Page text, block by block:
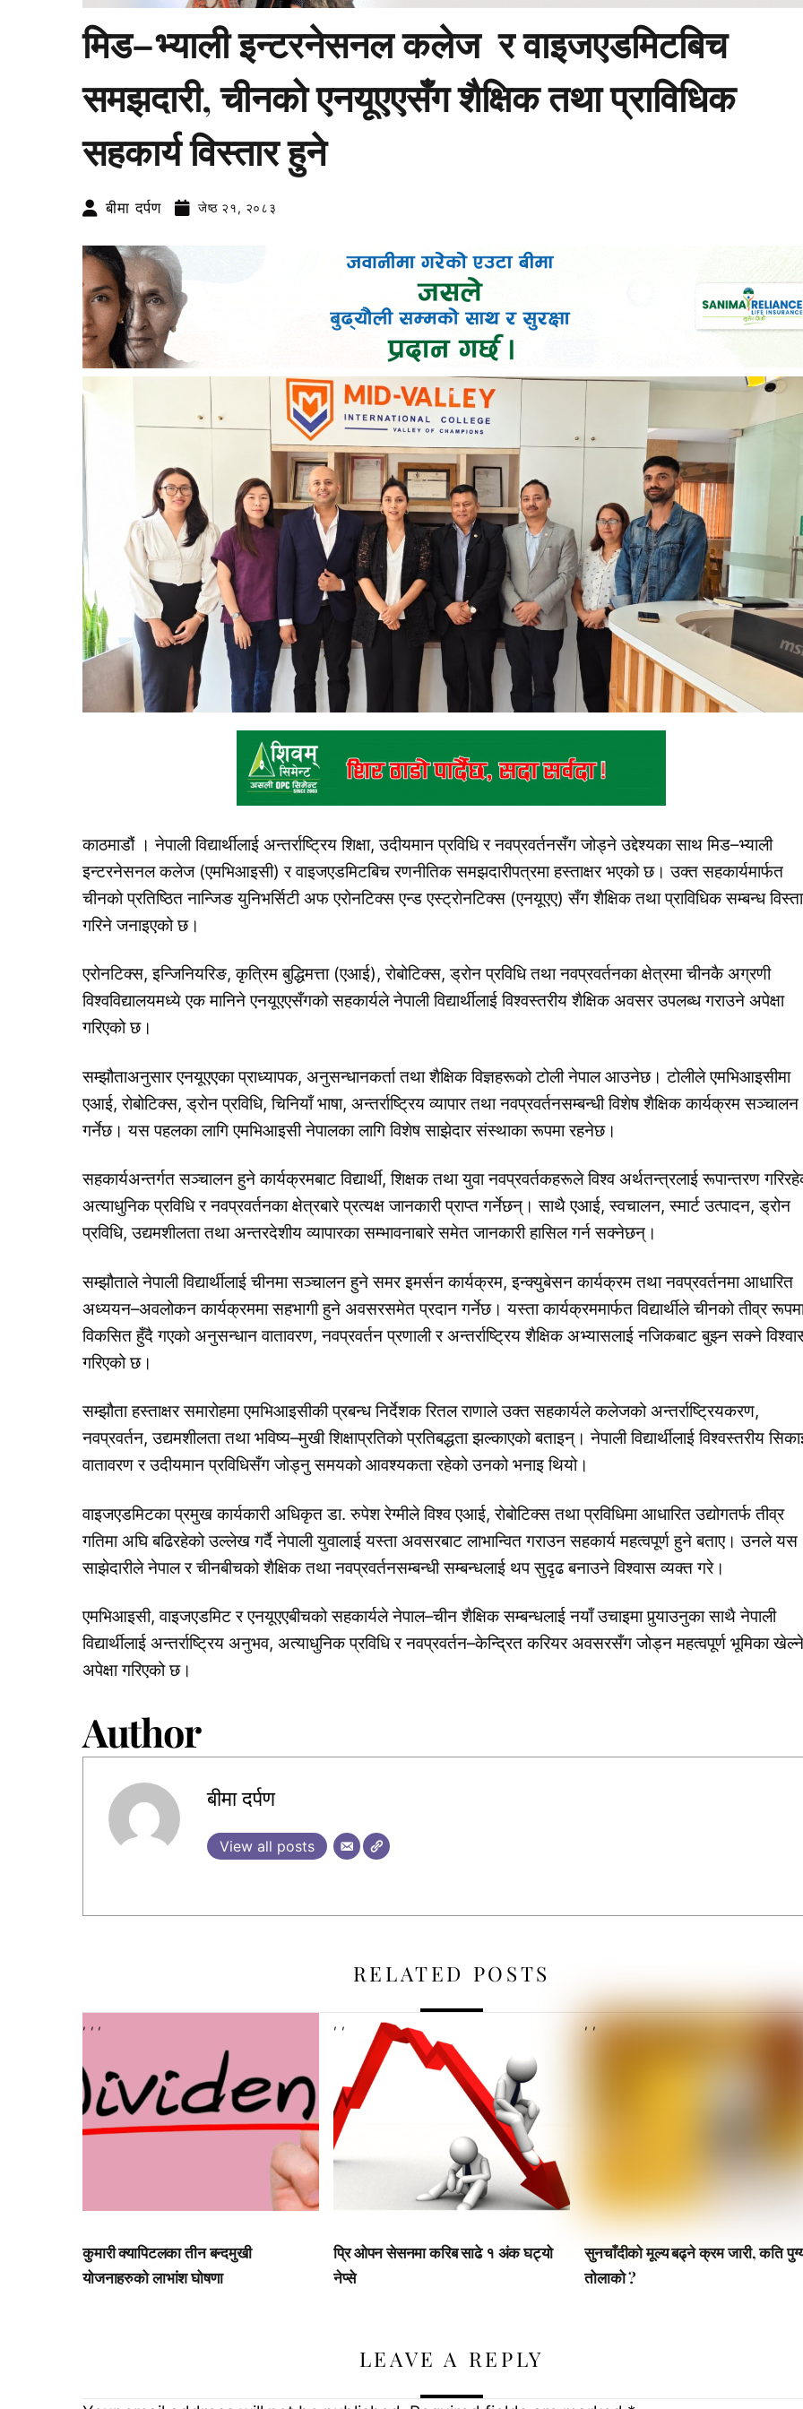
मिड–भ्याली इन्टरनेसनल कलेज र वाइजएडमिटबिच
समझदारी, चीनको एनयूएएसँग शैक्षिक तथा प्राविधिक
सहकार्य विस्तार हुने
बीमा दर्पण जेष्ठ २१, २०८३
काठमाडौं । नेपाली विद्यार्थीलाई अन्तर्राष्ट्रिय शिक्षा, उदीयमान प्रविधि र नवप्रवर्तनसँग जोड्ने उद्देश्यका साथ मिड–भ्याली
इन्टरनेसनल कलेज (एमभिआइसी) र वाइजएडमिटबिच रणनीतिक समझदारीपत्रमा हस्ताक्षर भएको छ। उक्त सहकार्यमार्फत
चीनको प्रतिष्ठित नान्जिङ युनिभर्सिटी अफ एरोनटिक्स एन्ड एस्ट्रोनटिक्स (एनयूएए) सँग शैक्षिक तथा प्राविधिक सम्बन्ध
गरिने जनाइएको छ।
एरोनटिक्स, इन्जिनियरिङ, कृत्रिम बुद्धिमत्ता (एआई), रोबोटिक्स, ड्रोन प्रविधि तथा नवप्रवर्तनका क्षेत्रमा चीनकै अग्रणी
विश्वविद्यालयमध्ये एक मानिने एनयूएएसँगको सहकार्यले नेपाली विद्यार्थीलाई विश्वस्तरीय शैक्षिक अवसर उपलब्ध गराउने अपेक्षा
गरिएको छ।
सम्झौताअनुसार एनयूएएका प्राध्यापक, अनुसन्धानकर्ता तथा शैक्षिक विज्ञहरूको टोली नेपाल आउनेछ। टोलीले एमभिआइसीमा
एआई, रोबोटिक्स, ड्रोन प्रविधि, चिनियाँ भाषा, अन्तर्राष्ट्रिय व्यापार तथा नवप्रवर्तनसम्बन्धी विशेष शैक्षिक कार्यक्रम सञ्चालन
गर्नेछ। यस पहलका लागि एमभिआइसी नेपालका लागि विशेष साझेदार संस्थाका रूपमा रहनेछ।
सहकार्यअन्तर्गत सञ्चालन हुने कार्यक्रमबाट विद्यार्थी, शिक्षक तथा युवा नवप्रवर्तकहरूले विश्व अर्थतन्त्रलाई रूपान्तरण
अत्याधुनिक प्रविधि र नवप्रवर्तनका क्षेत्रबारे प्रत्यक्ष जानकारी प्राप्त गर्नेछन्। साथै एआई, स्वचालन, स्मार्ट उत्पादन, ड्रोन
प्रविधि, उद्यमशीलता तथा अन्तरदेशीय व्यापारका सम्भावनाबारे समेत जानकारी हासिल गर्न सक्नेछन्।
सम्झौताले नेपाली विद्यार्थीलाई चीनमा सञ्चालन हुने समर इमर्सन कार्यक्रम, इन्क्युबेसन कार्यक्रम तथा नवप्रवर्तनमा आधारित
अध्ययन–अवलोकन कार्यक्रममा सहभागी हुने अवसरसमेत प्रदान गर्नेछ। यस्ता कार्यक्रममार्फत विद्यार्थीले चीनको तीव्र
विकसित हुँदै गएको अनुसन्धान वातावरण, नवप्रवर्तन प्रणाली र अन्तर्राष्ट्रिय शैक्षिक अभ्यासलाई नजिकबाट बुझ्न सक्ने
गरिएको छ।
सम्झौता हस्ताक्षर समारोहमा एमभिआइसीकी प्रबन्ध निर्देशक रितल राणाले उक्त सहकार्यले कलेजको अन्तर्राष्ट्रियकरण,
नवप्रवर्तन, उद्यमशीलता तथा भविष्य–मुखी शिक्षाप्रतिको प्रतिबद्धता झल्काएको बताइन्। नेपाली विद्यार्थीलाई विश्वस्तरीय
वातावरण र उदीयमान प्रविधिसँग जोड्नु समयको आवश्यकता रहेको उनको भनाइ थियो।
वाइजएडमिटका प्रमुख कार्यकारी अधिकृत डा. रुपेश रेग्मीले विश्व एआई, रोबोटिक्स तथा प्रविधिमा आधारित उद्योगतर्फ तीव्र
गतिमा अघि बढिरहेको उल्लेख गर्दै नेपाली युवालाई यस्ता अवसरबाट लाभान्वित गराउन सहकार्य महत्वपूर्ण हुने बताए। उनले यस
साझेदारीले नेपाल र चीनबीचको शैक्षिक तथा नवप्रवर्तनसम्बन्धी सम्बन्धलाई थप सुदृढ बनाउने विश्वास व्यक्त गरे।
एमभिआइसी, वाइजएडमिट र एनयूएएबीचको सहकार्यले नेपाल–चीन शैक्षिक सम्बन्धलाई नयाँ उचाइमा पुर्‍याउनुका साथै नेपाली
विद्यार्थीलाई अन्तर्राष्ट्रिय अनुभव, अत्याधुनिक प्रविधि र नवप्रवर्तन–केन्द्रित करियर अवसरसँग जोड्न महत्वपूर्ण भूमिका खेल्ने
अपेक्षा गरिएको छ।
Author
बीमा दर्पण
View all posts
RELATED POSTS
, , ,
कुमारी क्यापिटलका तीन बन्दमुखी
योजनाहरुको लाभांश घोषणा
, ,
प्रि ओपन सेसनमा करिब साढे १ अंक घट्यो
नेप्से
, ,
सुनचाँदीको मूल्य बढ्ने क्रम जारी, कति
तोलाको ?
LEAVE A REPLY